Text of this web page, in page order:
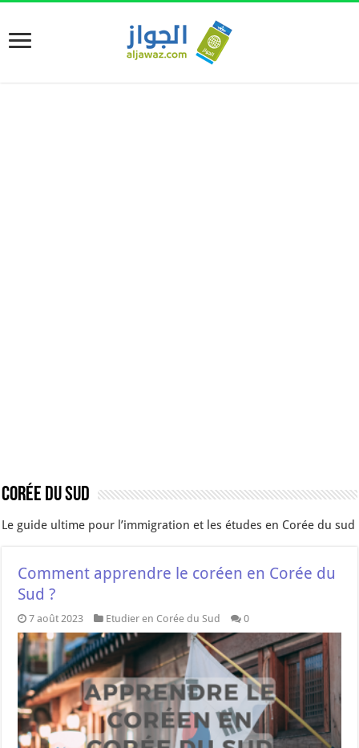
Corée du Sud
Le guide ultime pour l’immigration et les études en Corée du sud
Comment apprendre le coréen en Corée du
Sud ?
7 août 2023 Etudier en Corée du Sud 0